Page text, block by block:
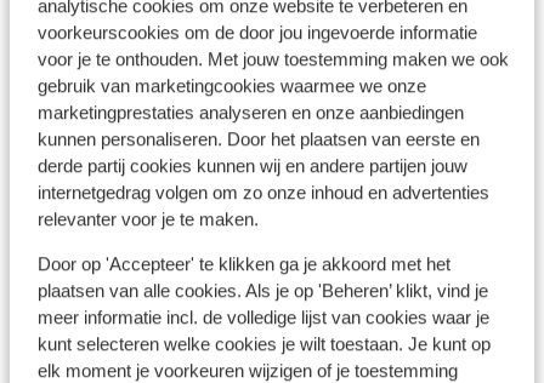
analytische cookies om onze website te verbeteren en
voorkeurscookies om de door jou ingevoerde informatie
voor je te onthouden. Met jouw toestemming maken we ook
gebruik van marketingcookies waarmee we onze
marketingprestaties analyseren en onze aanbiedingen
kunnen personaliseren. Door het plaatsen van eerste en
derde partij cookies kunnen wij en andere partijen jouw
internetgedrag volgen om zo onze inhoud en advertenties
relevanter voor je te maken.
Door op 'Accepteer' te klikken ga je akkoord met het
plaatsen van alle cookies. Als je op 'Beheren’ klikt, vind je
meer informatie incl. de volledige lijst van cookies waar je
kunt selecteren welke cookies je wilt toestaan. Je kunt op
elk moment je voorkeuren wijzigen of je toestemming
Afstanden
In het centrum
Luchthaven: 85 km
Skipiste: 500 m
Afstand tot skibushalte ( skibus gratis op vertoon
van skipas)
Skilift: 500 m
Skipas, -les en verhuur
Skipas